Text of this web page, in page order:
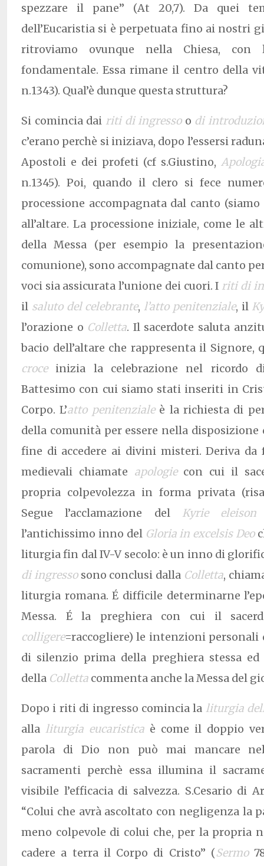
spezzare il pane” (At 20,7). Da quei
dell’Eucaristia si è perpetuata fino ai nostri
ritroviamo ovunque nella Chiesa, con
fondamentale. Essa rimane il centro della
n.1343). Qual’è dunque questa struttura?
Si comincia dai riti di ingresso o di
c’erano perchè si iniziava, dopo l’essersi
Apostoli e dei profeti (cf s.Giustino,
n.1345). Poi, quando il clero si fece
processione accompagnata dal canto
all’altare. La processione iniziale, come le
della Messa (per esempio la
comunione), sono accompagnate dal canto
voci sia assicurata l’unione dei cuori. I riti di
il saluto del celebrante,l’atto penitenziale, il
l’orazione o Colletta. Il sacerdote saluta
bacio dell’altare che rappresenta il Signore,
croceinizia la celebrazione nel ricordo
Battesimo con cui siamo stati inseriti in
Corpo. L’atto penitenzialeè la richiesta di
della comunità per essere nella
fine di accedere ai divini misteri. Deriva da
medievali chiamate apologiecon cui il
propria colpevolezza in forma privata
Segue l’acclamazione del Kyrie eleison
l’antichissimo inno del Gloria in excelsis Deo
liturgia fin dal IV-V secolo: è un inno di
di ingressosono conclusi dalla Colletta,
liturgia romana. É difficile determinarne
Messa. É la preghiera con cui il
colligere=raccogliere) le intenzioni personali
di silenzio prima della preghiera stessa
della Colletta commenta anche la Messa del
Dopo i riti di ingresso comincia la liturgia
alla liturgia eucaristica è come il doppio
parola di Dio non può mai mancare
sacramenti perchè essa illumina il
visibile l’efficacia di salvezza. S.Cesario di
“Colui che avrà ascoltato con negligenza la
meno colpevole di colui che, per la propria
cadere a terra il Corpo di Cristo” (Sermo